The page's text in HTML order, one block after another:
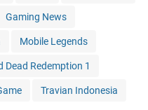
Gaming News
Mobile Legends
Dead Redemption 1
Travian Indonesia